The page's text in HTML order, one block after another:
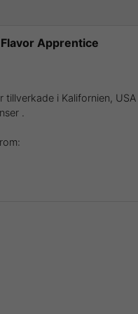
Apprentice
tillverkade i Kalifornien, USA
.